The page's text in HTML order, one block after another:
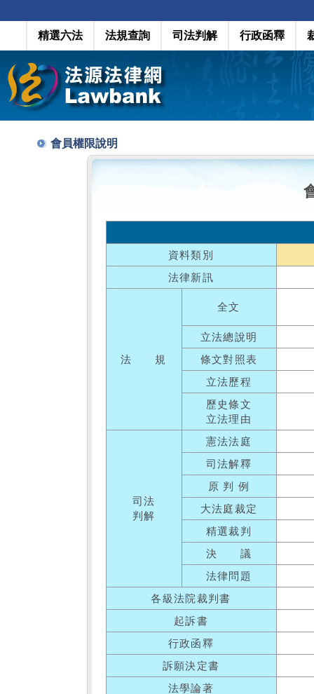
精選六法 法規查詢 司法判解 行政函釋
會員權限說明
資料類別
法律新訊
法 規
全文
立法總說明
條文對照表
立法歷程
歷史條文
立法理由
司法
判解
憲法法庭
司法解釋
原 判 例
大法庭裁定
精選裁判
決 議
法律問題
各級法院裁判書
起訴書
行政函釋
訴願決定書
法學論著